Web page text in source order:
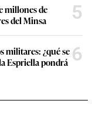
millones de
del Minsa
5
militares: ¿qué se
Espriella pondrá 6